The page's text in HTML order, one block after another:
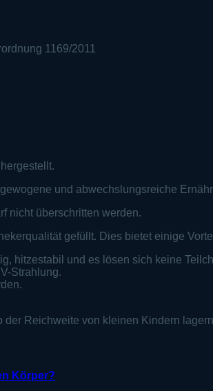
1169/2011
und abwechslungsreiche
nicht überschritten werden.
gefüllt. Dies bietet einige
hitzestabil und es lösen sich keine
Strahlung.
Reichweite von kleinen Kindern
Körper?